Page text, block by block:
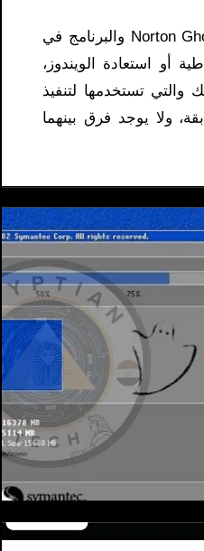
لا يوجد فرق بين Norton Ghost CD والبرنامج في
أو استعادة الويندوز،
والتي تستخدمها لتنفيذ
ولا يوجد فرق بينهما